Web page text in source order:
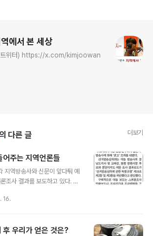
에서 본 세상
트위터) https://x.com/kimjoowan
다른 글 더보기
어주는 지역언론들
지역방송사와 신문이 앞다퉈 예
조사 결과를 보도하고 있다. 심
한 조사를 했고, 역시 아직 정당
선거에서 여론조사를 해선 안
16.
후 우리가 얻은 것은?